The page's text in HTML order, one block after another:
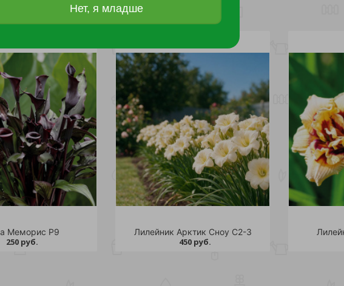
Нет, я младше
Меморис Р9
250 руб.
Лилейник Арктик Сноу С2-3
450 руб.